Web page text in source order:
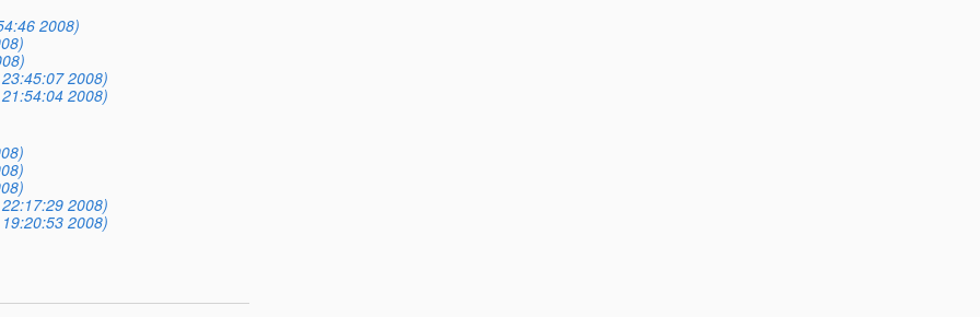
2008)
2008)
2008)
2008)
2008)